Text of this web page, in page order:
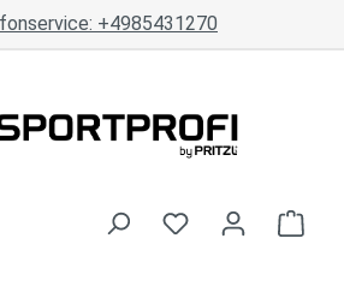
+4985431270